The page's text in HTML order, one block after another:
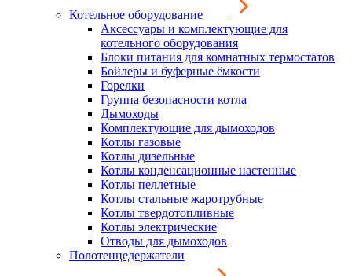
Котельное оборудование
Аксессуары и комплектующие для
котельного оборудования
Блоки питания для комнатных термостатов
Бойлеры и буферные ёмкости
Горелки
Группа безопасности котла
Дымоходы
Комплектующие для дымоходов
Котлы газовые
Котлы дизельные
Котлы конденсационные настенные
Котлы пеллетные
Котлы стальные жаротрубные
Котлы твердотопливные
Котлы электрические
Отводы для дымоходов
Полотенцедержатели